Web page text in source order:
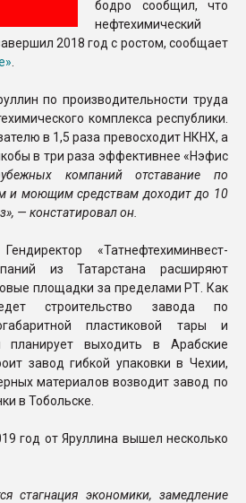
бодро сообщил, что
нефтехимический
2018 год с ростом, сообщает
по производительности труда
комплекса республики.
в 1,5 раза превосходит НКНХ, а
в три раза эффективнее «Нэфис
компаний отставание по
и моющим средствам доходит до 10
— констатировал он.
«Татнефтехиминвест-
из Татарстана расширяют
площадки за пределами РТ. Как
строительство завода по
пластиковой тары и
выходить в Арабские
завод гибкой упаковки в Чехии,
материалов возводит завод по
в Тобольске.
год от Яруллина вышел несколько
стагнация экономики, замедление